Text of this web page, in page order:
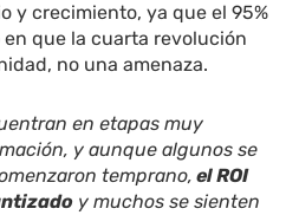
y crecimiento, ya que el 95%
que la cuarta revolución
no una amenaza.
en etapas muy
y aunque algunos se
temprano, el ROI
y muchos se sienten